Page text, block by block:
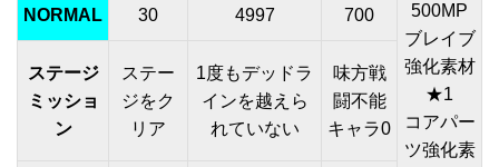
NORMAL 30 4997 700
500MP
ブレイブ
強化素材
★1
コアパー
ツ強化素
ステージ
ミッショ
ン
ステー
ジをク
リア
1度もデッドラ
インを越えら
れていない
味方戦
闘不能
キャラ0